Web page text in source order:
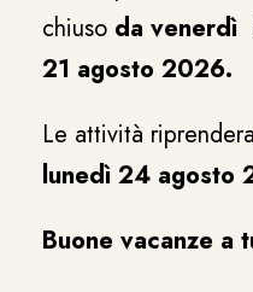
chiuso da venerdì
21 agosto 2026.
Le attività
lunedì 24 agosto
Buone vacanze a